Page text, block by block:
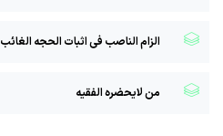
الزام الناصب فی اثبات الحجه الغائب
من لایحضره الفقیه